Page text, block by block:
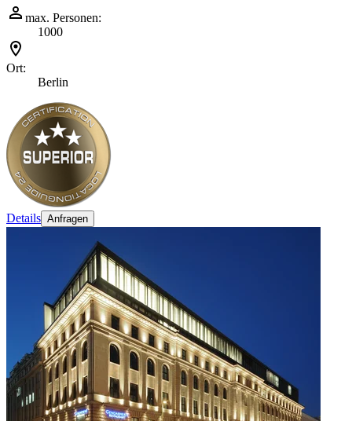
max. Personen:
1000
Ort:
Berlin
Details Anfragen